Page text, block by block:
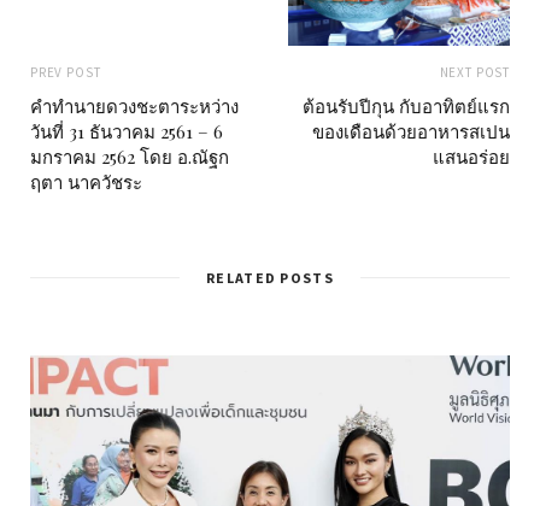
PREV POST
คำทำนายดวงชะตาระหว่าง
วันที่ 31 ธันวาคม 2561 – 6
มกราคม 2562 โดย อ.ณัฐก
ฤตา นาควัชระ
NEXT POST
ต้อนรับปีกุน กับอาทิตย์แรก
ของเดือนด้วยอาหารสเปน
แสนอร่อย
RELATED POSTS